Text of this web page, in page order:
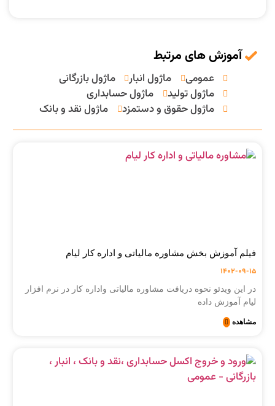
آموزش های مرتبط
عمومی ماژول انبار
ماژول بازرگانی
ماژول تولید
ماژول حسابداری
ماژول حقوق و دستمزد
ماژول نقد و بانک
فیلم آموزش بخش مشاوره مالیاتی و اداره کار لیام
1402-09-15
در این ویدئو نحوه دریافت مشاوره مالیاتی واداره کار در نرم افزار
لیام آموزش داده
مشاهده